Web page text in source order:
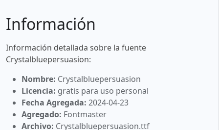
Información
Información detallada sobre la fuente
Crystalbluepersuasion:
Nombre: Crystalbluepersuasion
Licencia: gratis para uso personal
Fecha Agregada: 2024-04-23
Agregado: Fontmaster
Archivo: Crystalbluepersuasion.ttf